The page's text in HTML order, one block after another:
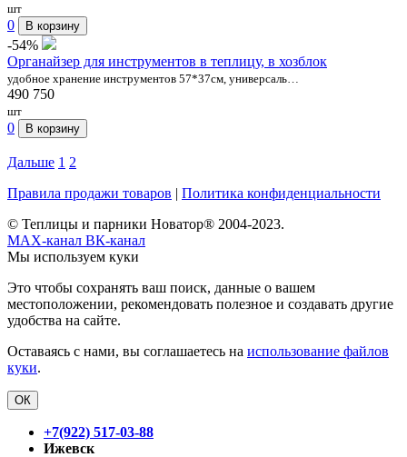
шт
0 В корзину
-54%
Органайзер для инструментов в теплицу, в хозблок
удобное хранение инструментов 57*37см, универсаль…
490 750
шт
0 В корзину
Дальше 1 2
Правила продажи товаров | Политика конфиденциальности
© Теплицы и парники Новатор® 2004-2023.
MAX-канал ВК-канал
Мы используем куки
Это чтобы сохранять ваш поиск, данные о вашем
местоположении, рекомендовать полезное и создавать другие
удобства на сайте.
Оставаясь с нами, вы соглашаетесь на использование файлов
куки.
ОК
+7(922) 517-03-88
Ижевск